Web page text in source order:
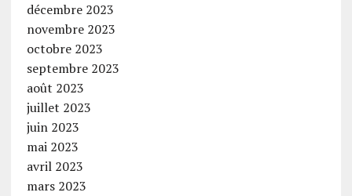
décembre 2023
novembre 2023
octobre 2023
septembre 2023
août 2023
juillet 2023
juin 2023
mai 2023
avril 2023
mars 2023